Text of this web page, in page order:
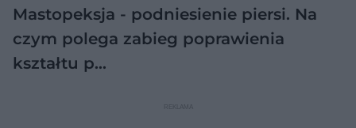
Mastopeksja - podniesienie piersi. Na
czym polega zabieg poprawienia
kształtu p…